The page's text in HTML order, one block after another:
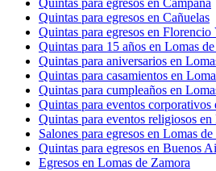
Quintas para egresos en Campana
Quintas para egresos en Cañuelas
Quintas para egresos en Florencio
Quintas para 15 años en Lomas
Quintas para aniversarios en
Quintas para casamientos en
Quintas para cumpleaños en
Quintas para eventos corporativos
Quintas para eventos religiosos
Salones para egresos en Lomas
Quintas para egresos en Buenos
Egresos en Lomas de Zamora